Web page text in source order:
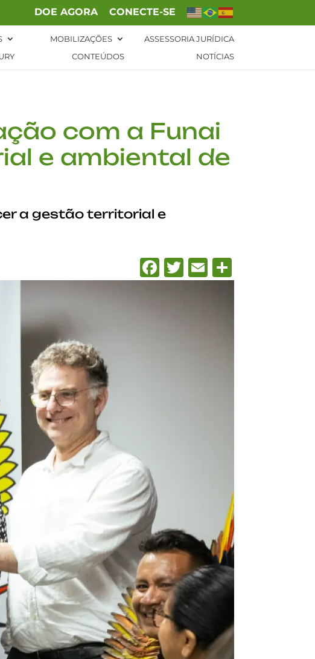
DOE AGORA CONECTE-SE
MOBILIZAÇÕES
ASSESSORIA JURÍDICA
CONTEÚDOS NOTÍCIAS
com a Funai
e ambiental de
a gestão territorial e
Facebook
Twitter
EmailShare